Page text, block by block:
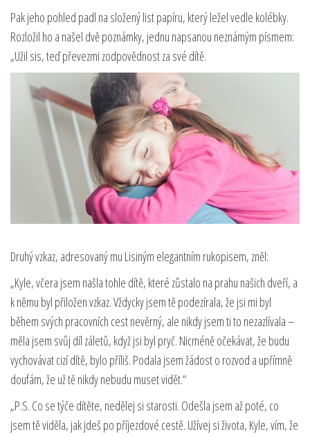
Pak jeho pohled padl na složený list papíru, který ležel vedle kolébky.
Rozložil ho a našel dvě poznámky, jednu napsanou neznámým písmem:
„Užil sis, teď převezmi zodpovědnost za své dítě.
Druhý vzkaz, adresovaný mu Lisiným elegantním rukopisem, zněl:
„Kyle, včera jsem našla tohle dítě, které zůstalo na prahu našich dveří, a
k němu byl přiložen vzkaz. Vždycky jsem tě podezírala, že jsi mi byl
během svých pracovních cest nevěrný, ale nikdy jsem ti to nezazlívala –
měla jsem svůj díl záletů, když jsi byl pryč. Nicméně očekávat, že budu
vychovávat cizí dítě, bylo příliš. Podala jsem žádost o rozvod a upřímně
doufám, že už tě nikdy nebudu muset vidět.“
„P.S. Co se týče dítěte, nedělej si starosti. Odešla jsem až poté, co
jsem tě viděla, jak jdeš po příjezdové cestě. Užívej si života, Kyle, vím, že